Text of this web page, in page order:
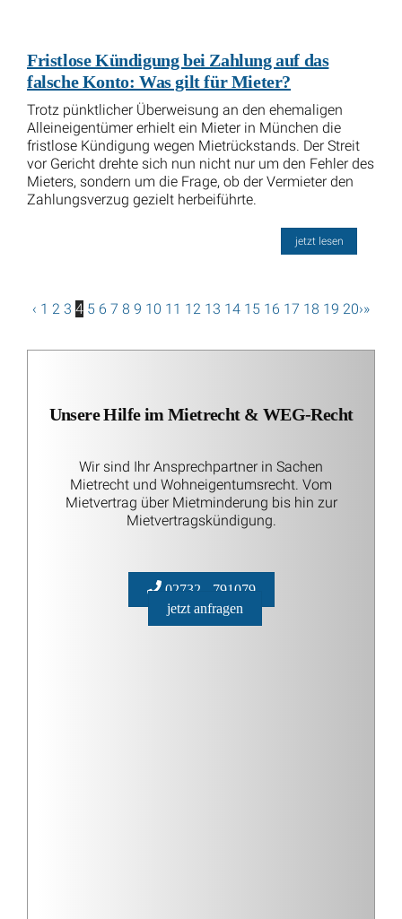
Fristlose Kündigung bei Zahlung auf das
falsche Konto: Was gilt für Mieter?
Trotz pünktlicher Überweisung an den ehemaligen
Alleineigentümer erhielt ein Mieter in München die
fristlose Kündigung wegen Mietrückstands. Der Streit
vor Gericht drehte sich nun nicht nur um den Fehler des
Mieters, sondern um die Frage, ob der Vermieter den
Zahlungsverzug gezielt herbeiführte.
jetzt lesen
‹ 1 2 3 4 5 6 7 8 9 10 11 12 13 14 15 16 17 18 19 20›»
Unsere Hilfe im Mietrecht & WEG-Recht
Wir sind Ihr Ansprechpartner in Sachen
Mietrecht und Wohneigentumsrecht. Vom
Mietvertrag über Mietminderung bis hin zur
Mietvertragskündigung.
02732 - 791079
jetzt anfragen